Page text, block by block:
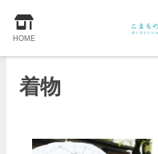
着物
HOME